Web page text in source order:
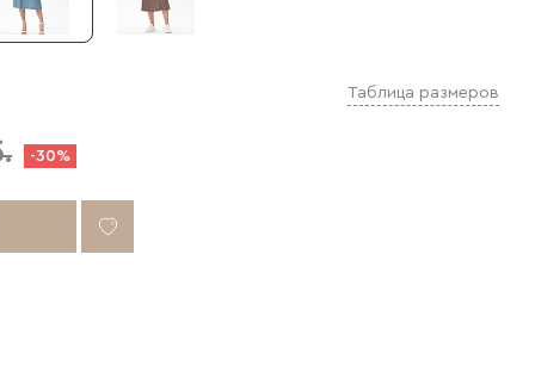
Таблица размеров
-30%